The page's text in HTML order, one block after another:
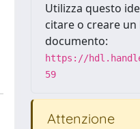
Utilizza questo
citare o creare
documento:
https://
59
Attenzione